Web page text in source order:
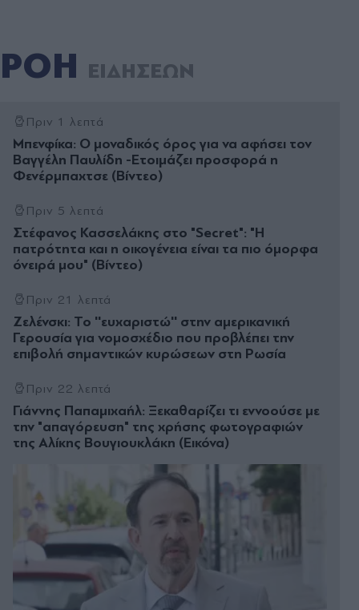
ΡΟΗ ΕΙΔΗΣΕΩΝ
Πριν 1 λεπτά
Μπενφίκα: Ο μοναδικός όρος για να αφήσει τον
Βαγγέλη Παυλίδη -Ετοιμάζει προσφορά η
Φενέρμπαχτσε (Bίντεο)
Πριν 5 λεπτά
Στέφανος Κασσελάκης στο "Secret": "Η
πατρότητα και η οικογένεια είναι τα πιο όµορφα
όνειρά µου" (Βίντεο)
Πριν 21 λεπτά
Ζελένσκι: Το ''ευχαριστώ'' στην αμερικανική
Γερουσία για νομοσχέδιο που προβλέπει την
επιβολή σημαντικών κυρώσεων στη Ρωσία
Πριν 22 λεπτά
Γιάννης Παπαμιχαήλ: Ξεκαθαρίζει τι εννοούσε με
την "απαγόρευση" της χρήσης φωτογραφιών
της Αλίκης Βουγιουκλάκη (Εικόνα)